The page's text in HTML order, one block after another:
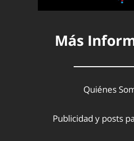
Más
Quiénes
Publicidad y posts